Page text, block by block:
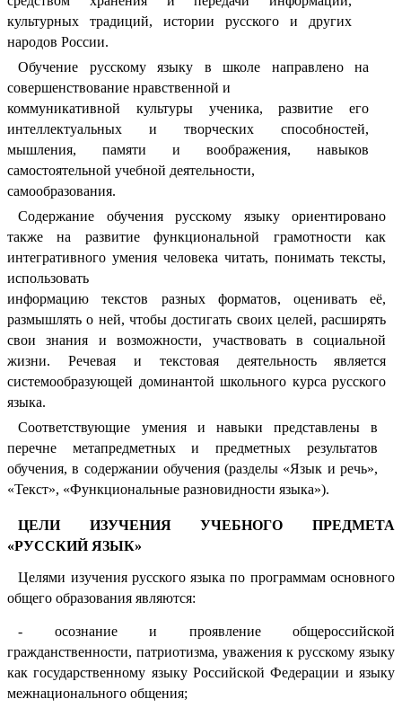
культурных традиций, истории русского и других
народов России.
Обучение русскому языку в школе направлено на
совершенствование нравственной и
коммуникативной культуры ученика, развитие его
интеллектуальных и творческих способностей,
мышления, памяти и воображения, навыков
самостоятельной учебной деятельности,
самообразования.
Содержание обучения русскому языку ориентировано
также на развитие функциональной грамотности как
интегративного умения человека читать, понимать тексты,
использовать
информацию текстов разных форматов, оценивать её,
размышлять о ней, чтобы достигать своих целей, расширять
свои знания и возможности, участвовать в социальной
жизни. Речевая и текстовая деятельность является
системообразующей доминантой школьного курса русского
языка.
Соответствующие умения и навыки представлены в
перечне метапредметных и предметных результатов
обучения, в содержании обучения (разделы «Язык и речь»,
«Текст», «Функциональные разновидности языка»).
ЦЕЛИ ИЗУЧЕНИЯ УЧЕБНОГО ПРЕДМЕТА
«РУССКИЙ ЯЗЫК»
Целями изучения русского языка по программам основного
общего образования являются:
- осознание и проявление общероссийской
гражданственности, патриотизма, уважения к русскому языку
как государственному языку Российской Федерации и языку
межнационального общения;